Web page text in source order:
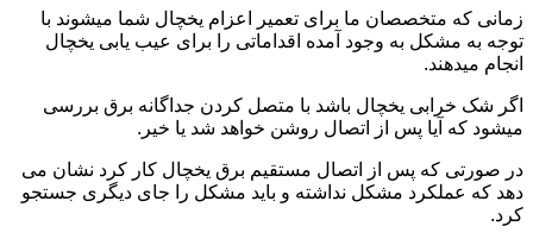
زمانی که متخصصان ما برای تعمیر اعزام یخچال شما میشوند با
توجه به مشکل به وجود آمده اقداماتی را برای عیب یابی یخچال
انجام میدهند.
اگر شک خرابی یخچال باشد با متصل کردن جداگانه برق بررسی
میشود که آیا پس از اتصال روشن خواهد شد یا خیر.
در صورتی که پس از اتصال مستقیم برق یخچال کار کرد نشان می
دهد که عملکرد مشکل نداشته و باید مشکل را جای دیگری جستجو
کرد.